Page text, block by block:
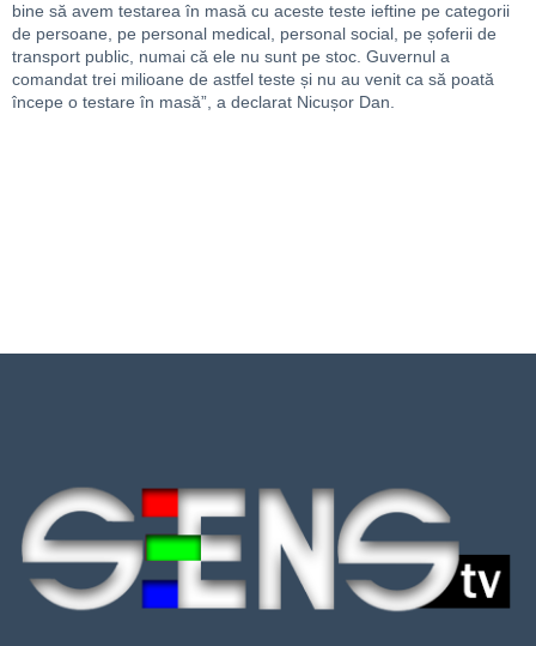
bine să avem testarea în masă cu aceste teste ieftine pe categorii
de persoane, pe personal medical, personal social, pe șoferii de
transport public, numai că ele nu sunt pe stoc. Guvernul a
comandat trei milioane de astfel teste și nu au venit ca să poată
începe o testare în masă”, a declarat Nicușor Dan.